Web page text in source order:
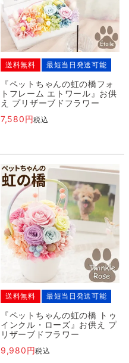
送料無料 最短当日発送可能
『ペットちゃんの虹の橋フォ
トフレーム エトワール』お供
え プリザーブドフラワー
7,580
税込
送料無料 最短当日発送可能
『ペットちゃんの虹の橋 トゥ
インクル・ローズ』お供え プ
リザーブドフラワー
9,980
税込